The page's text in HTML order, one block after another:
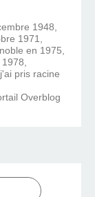
1948,
1971,
en 1975,
pris racine
Overblog